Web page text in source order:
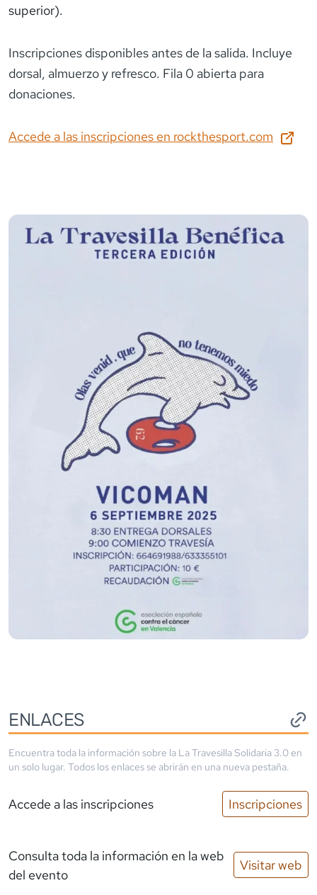
superior).
Inscripciones disponibles antes de la salida. Incluye
dorsal, almuerzo y refresco. Fila 0 abierta para
donaciones.
Accede a las inscripciones en rockthesport.com
ENLACES
Encuentra toda la información sobre la La Travesilla Solidaria 3.0 en
un solo lugar. Todos los enlaces se abrirán en una nueva pestaña.
Accede a las inscripciones Inscripciones
Consulta toda la información en la web
del evento
Visitar web